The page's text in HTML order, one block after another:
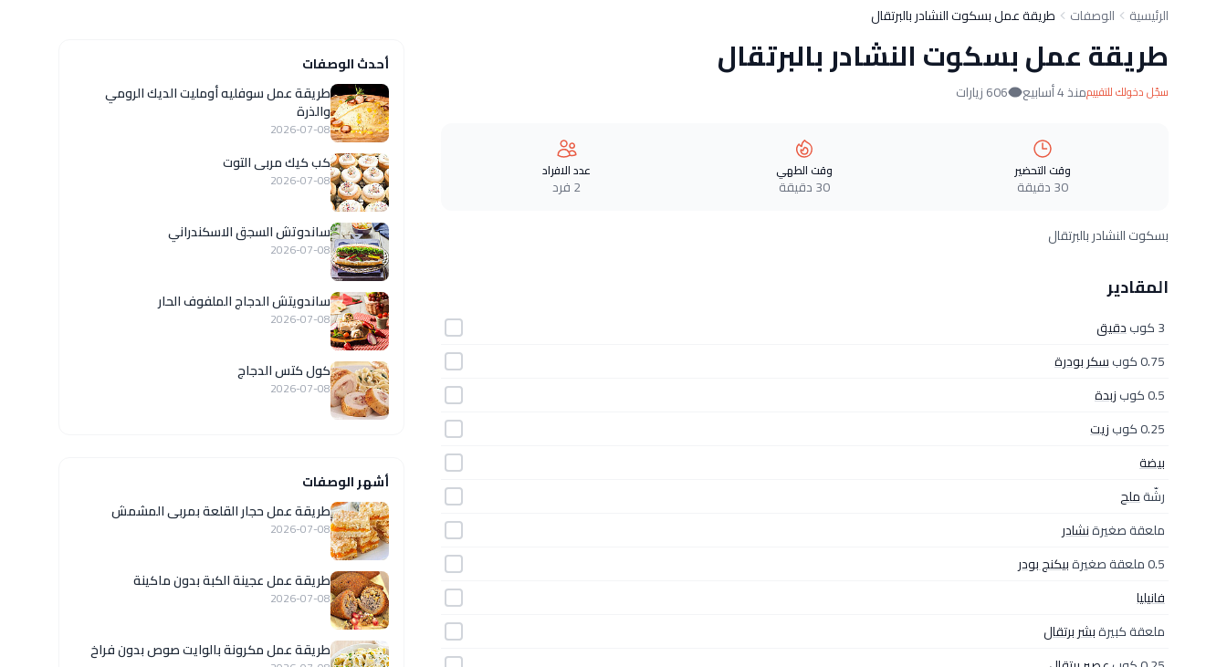
الرئيسية الوصفات طريقة عمل بسكوت النشادر بالبرتقال
طريقة عمل بسكوت النشادر بالبرتقال
سجّل دخولك للتقييممنذ 4 أسابيع 606 زيارات
وقت التحضير
30 دقيقة
وقت الطهي
30 دقيقة
عدد الافراد
2 فرد
بسكوت النشادر بالبرتقال
المقادير
3 كوب
دقيق
0.75 كوب
سكر بودرة
0.5 كوب
زبدة
0.25 كوب
زيت
بيضة
رشّةملح
ملعقة صغيرةنشادر
0.5 ملعقة صغيرة
بيكنج بودر
فانيليا
ملعقة كبيرةبشر برتقال
أحدث الوصفات
طريقة عمل سوفليه أومليت الديك الرومي
والذرة
2026-07-08
كب كيك مربى التوت
2026-07-08
ساندوتش السجق الاسكندراني
2026-07-08
ساندويتش الدجاج الملفوف الحار
2026-07-08
كول كتس الدجاج
2026-07-08
أشهر الوصفات
طريقة عمل حجار القلعة بمربى المشمش
2026-07-08
طريقة عمل عجينة الكبة بدون ماكينة
2026-07-08
طريقة عمل مكرونة بالوايت صوص بدون فراخ